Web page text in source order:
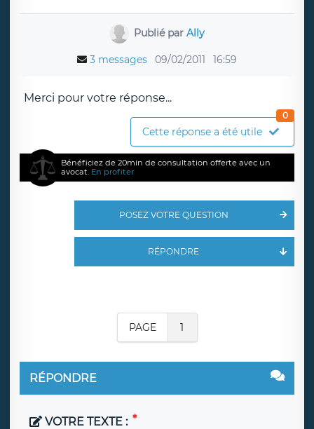
Publié parAlly
3 messages 09/02/2011 16:59
Merci pour votre réponse...
Cette réponse a été utile
0
Bénéficiez de 20min de consultation offerte avec un
avocat. En profiter
POSEZ VOTRE QUESTION
RÉPONDRE
PAGE 1
RÉPONDRE
VOTRE TEXTE :